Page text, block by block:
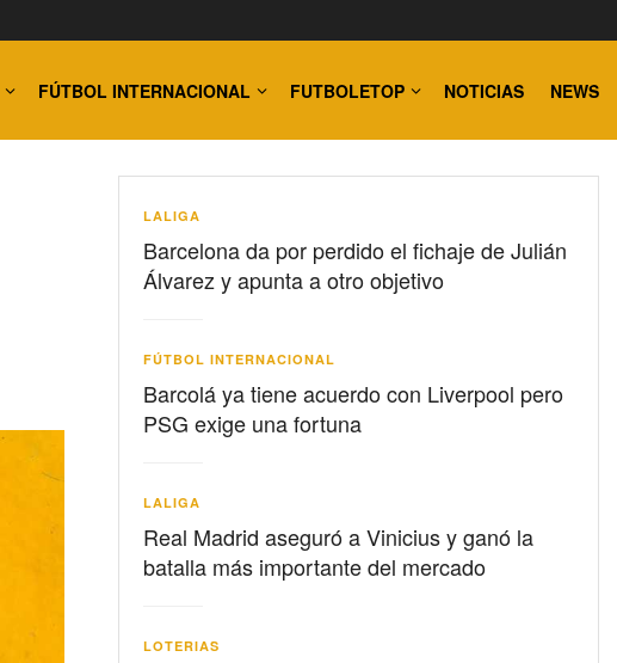
FÚTBOL INTERNACIONAL FUTBOLETOP NOTICIAS NEWS
LALIGA
Barcelona da por perdido el fichaje de Julián
Álvarez y apunta a otro objetivo
FÚTBOL INTERNACIONAL
Barcolá ya tiene acuerdo con Liverpool pero
PSG exige una fortuna
LALIGA
Real Madrid aseguró a Vinicius y ganó la
batalla más importante del mercado
LOTERIAS